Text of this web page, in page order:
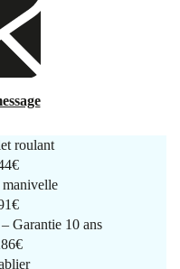
roulant
manivelle
Garantie 10 ans